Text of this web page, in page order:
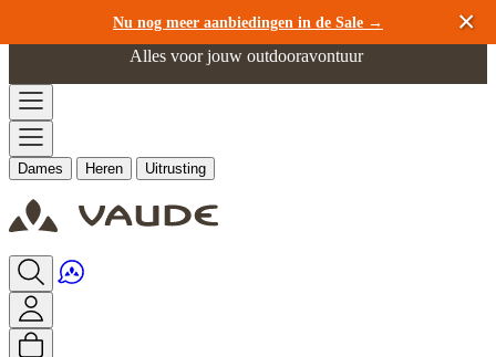
Nu nog meer aanbiedingen in de Sale →
Ga naar de inhoud
Alles voor jouw outdooravontuur
Dames Heren Uitrusting